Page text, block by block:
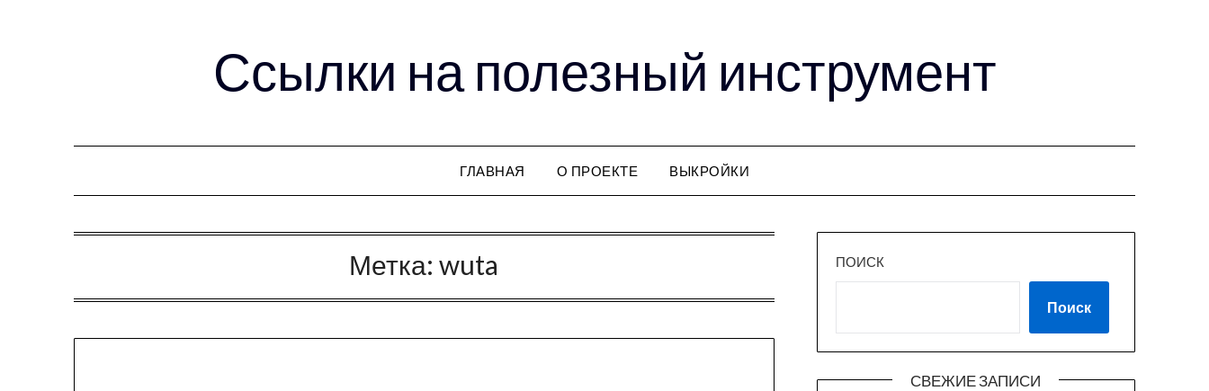
Ссылки на полезный инструмент
ГЛАВНАЯ О ПРОЕКТЕ ВЫКРОЙКИ
Метка:wuta ПОИСК
Поиск
СВЕЖИЕ ЗАПИСИ